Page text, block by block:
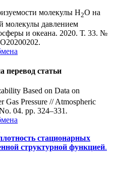
молекулы Н2О на
молекулы давлением
и океана. 2020. Т. 33. №
перевод статьи
Based on Data on
Pressure // Atmospheric
04. pp. 324–331.
стационарных
структурной функцией.